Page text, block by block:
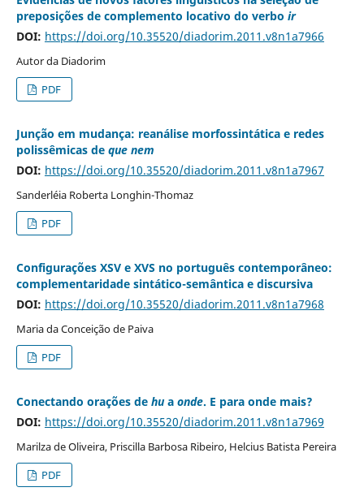
preposições de complemento locativo do verbo ir
DOI: https://doi.org/10.35520/diadorim.2011.v8n1a7966
Autor da Diadorim
PDF
Junção em mudança: reanálise morfossintática e redes
polissêmicas de que nem
DOI: https://doi.org/10.35520/diadorim.2011.v8n1a7967
Sanderléia Roberta Longhin-Thomaz
PDF
Configurações XSV e XVS no português contemporâneo:
complementaridade sintático-semântica e discursiva
DOI: https://doi.org/10.35520/diadorim.2011.v8n1a7968
Maria da Conceição de Paiva
PDF
Conectando orações de hua onde. E para onde mais?
DOI: https://doi.org/10.35520/diadorim.2011.v8n1a7969
Marilza de Oliveira, Priscilla Barbosa Ribeiro, Helcius Batista Pereira
PDF